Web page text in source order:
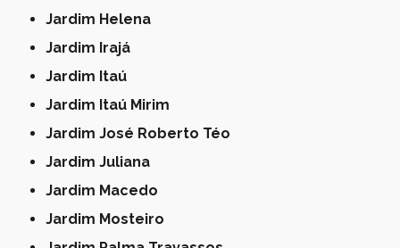
Jardim Helena
Jardim Irajá
Jardim Itaú
Jardim Itaú Mirim
Jardim José Roberto Téo
Jardim Juliana
Jardim Macedo
Jardim Mosteiro